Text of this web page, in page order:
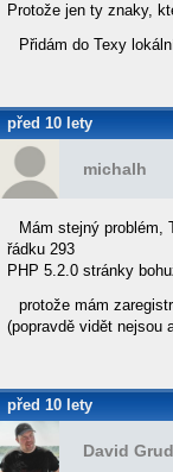
Protože jen ty znaky,
Přidám do Texy
před 10 lety
michalh
Mám stejný problém,
řádku 293
PHP 5.2.0 stránky
protože mám
(popravdě vidět nejsou
před 10 lety
David